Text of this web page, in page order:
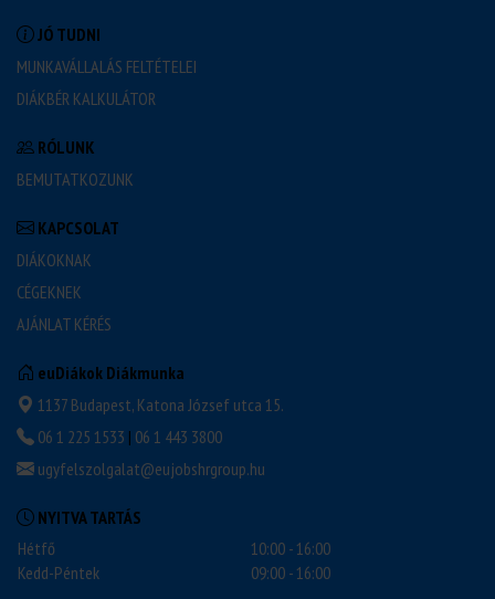
JÓ TUDNI
MUNKAVÁLLALÁS FELTÉTELEI
DIÁKBÉR KALKULÁTOR
RÓLUNK
BEMUTATKOZUNK
KAPCSOLAT
DIÁKOKNAK
CÉGEKNEK
AJÁNLAT KÉRÉS
euDiákok Diákmunka
1137 Budapest, Katona József utca 15.
06 1 225 1533 | 06 1 443 3800
ugyfelszolgalat@eujobshrgroup.hu
NYITVA TARTÁS
Hétfő
10:00 - 16:00
Kedd-Péntek
09:00 - 16:00